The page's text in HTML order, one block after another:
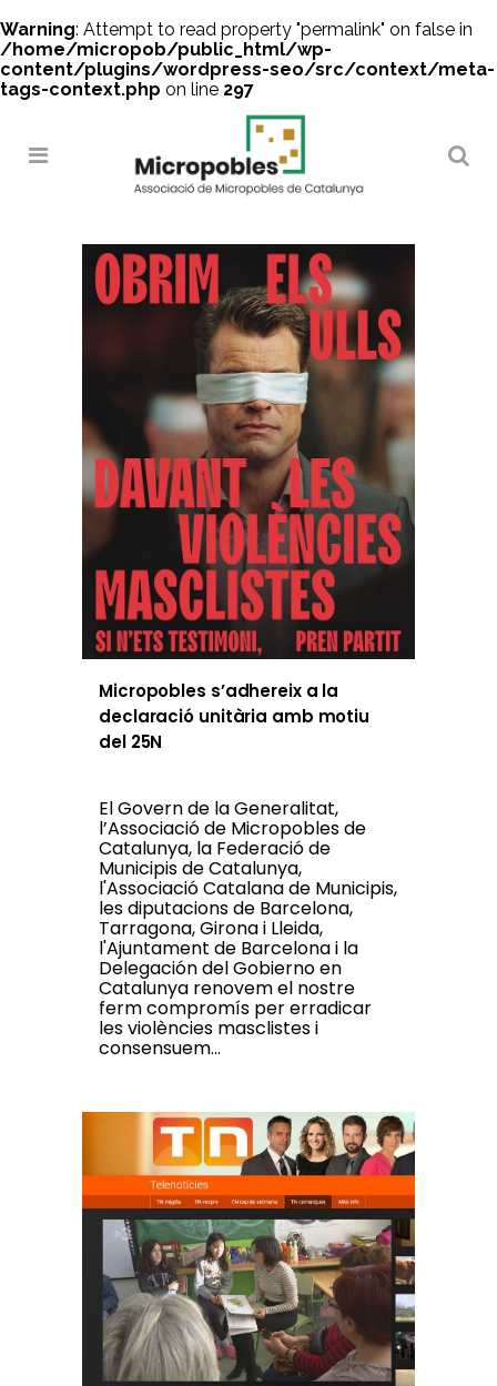
Warning: Attempt to read property "permalink" on false in
/home/micropob/public_html/wp-
content/plugins/wordpress-seo/src/context/meta-
tags-context.php on line 297
Micropobles s’adhereix a la
declaració unitària amb motiu
del 25N
El Govern de la Generalitat,
l’Associació de Micropobles de
Catalunya, la Federació de
Municipis de Catalunya,
l'Associació Catalana de Municipis,
les diputacions de Barcelona,
Tarragona, Girona i Lleida,
l'Ajuntament de Barcelona i la
Delegación del Gobierno en
Catalunya renovem el nostre
ferm compromís per erradicar
les violències masclistes i
consensuem...